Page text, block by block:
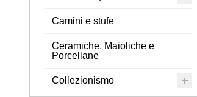
Camini e stufe
Ceramiche, Maioliche e
Porcellane
Collezionismo